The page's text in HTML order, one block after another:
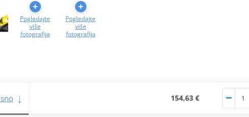
Pogledajte
više
fotografija
Pogledajte
više
fotografija
154,63 €